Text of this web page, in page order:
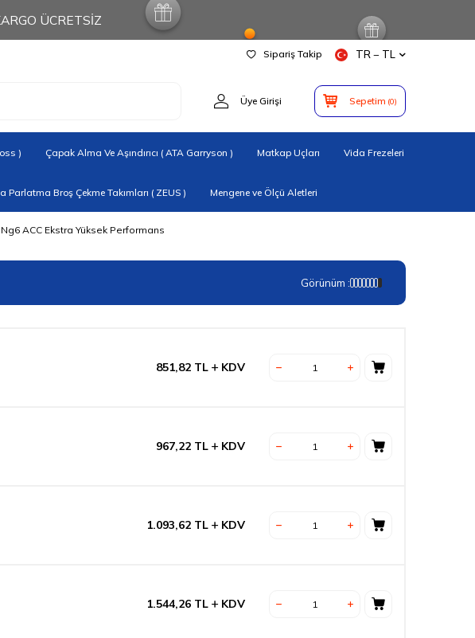
ÜCRETSİZ
Sipariş Takip TR − TL
Üye Girişi Sepetim (0)
) Çapak Alma Ve Aşındırıcı ( ATA Garryson ) Matkap Uçları Vida Frezeleri
Parlatma Broş Çekme Takımları ( ZEUS ) Mengene ve Ölçü Aletleri
ACC Ekstra Yüksek Performans
Görünüm :
851,82 TL KDV
967,22 TL KDV
1.093,62 TL KDV
1.544,26 TL KDV